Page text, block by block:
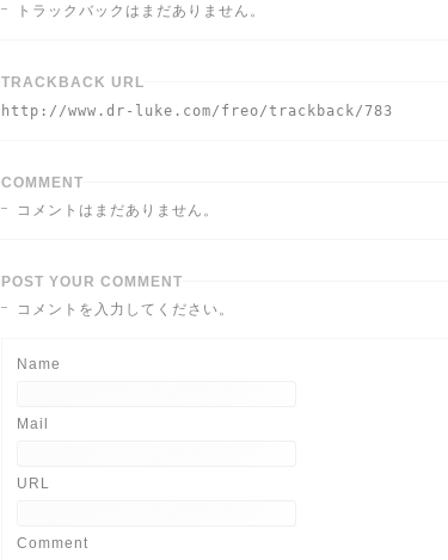
トラックバックはまだありません。
TRACKBACK URL
http://www.dr-luke.com/freo/trackback/783
COMMENT
コメントはまだありません。
POST YOUR COMMENT
コメントを入力してください。
Name
Mail
URL
Comment